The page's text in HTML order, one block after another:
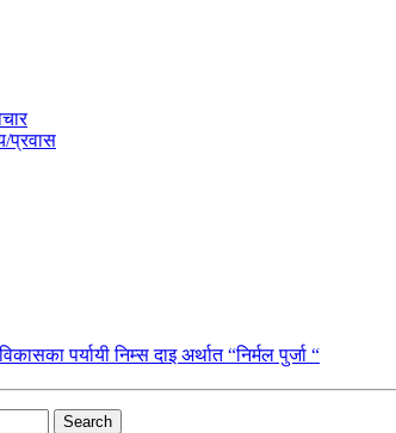
प्रवास
पर्यायी निम्स दाइ अर्थात “निर्मल पुर्जा “
Search